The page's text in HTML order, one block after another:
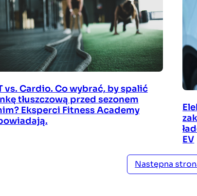
vs. Cardio. Co wybrać, by spalić
tłuszczową przed sezonem
Eksperci Fitness Academy
EV
Następna